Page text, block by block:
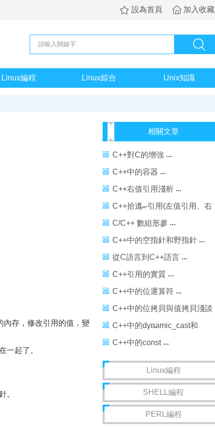
設為首頁 加入收藏
Linux編程 Linux綜合 Unix知識
存，修改引用的值，變
起了。
。
相關文章
C++對C的增強
C++中的容器
C++右值引用淺析
C++拾遺--引用(左值引用、右
值引用)
C/C++ 數組形參
C++中的空指針和野指針
從C語言到C++語言
C++引用的實質
C++中的位運算符
C++中的位拷貝與值拷貝淺談
C++中的dynamic_cast和
static_cast
C++中的const
Linux編程
SHELL編程
PERL編程